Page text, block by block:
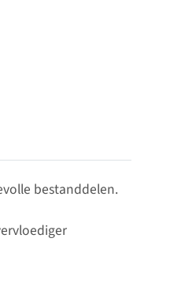
bestanddelen.